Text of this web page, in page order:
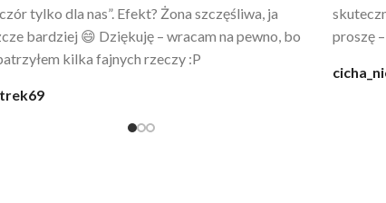
jak z luksusowego butiku. Noszę
po kąpieli z mężem.
świetny